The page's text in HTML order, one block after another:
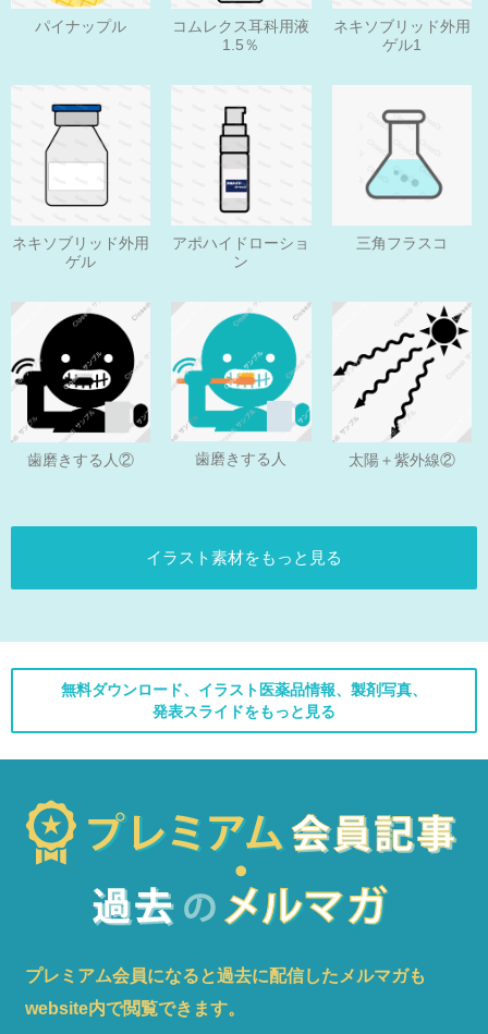
パイナップル
コムレクス耳科用液
1.5％
ネキソブリッド外用
ゲル1
ネキソブリッド外用
ゲル
アポハイドローショ
ン
三角フラスコ
歯磨きする人② 歯磨きする人 太陽＋紫外線②
イラスト素材をもっと見る
無料ダウンロード、イラスト医薬品情報、製剤写真、
発表スライドをもっと見る
プレミアム会員になると過去に配信したメルマガも
website内で閲覧できます。